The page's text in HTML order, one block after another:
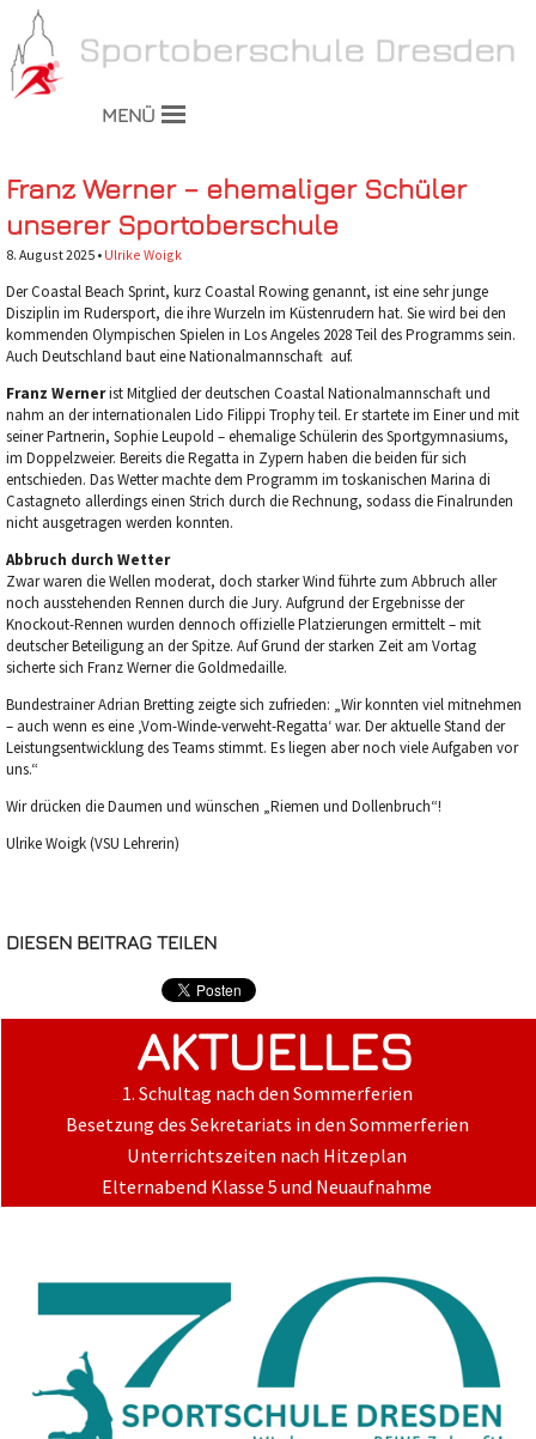
MENÜ
Franz Werner – ehemaliger Schüler
unserer Sportoberschule
8. August 2025 • Ulrike Woigk
Der Coastal Beach Sprint, kurz Coastal Rowing genannt, ist eine sehr junge
Disziplin im Rudersport, die ihre Wurzeln im Küstenrudern hat. Sie wird bei den
kommenden Olympischen Spielen in Los Angeles 2028 Teil des Programms sein.
Auch Deutschland baut eine Nationalmannschaft auf.
Franz Wernerist Mitglied der deutschen Coastal Nationalmannschaft und
nahm an der internationalen Lido Filippi Trophy teil. Er startete im Einer und mit
seiner Partnerin, Sophie Leupold – ehemalige Schülerin des Sportgymnasiums,
im Doppelzweier. Bereits die Regatta in Zypern haben die beiden für sich
entschieden. Das Wetter machte dem Programm im toskanischen Marina di
Castagneto allerdings einen Strich durch die Rechnung, sodass die Finalrunden
nicht ausgetragen werden konnten.
Abbruch durch Wetter
Zwar waren die Wellen moderat, doch starker Wind führte zum Abbruch aller
noch ausstehenden Rennen durch die Jury. Aufgrund der Ergebnisse der
Knockout-Rennen wurden dennoch offizielle Platzierungen ermittelt – mit
deutscher Beteiligung an der Spitze. Auf Grund der starken Zeit am Vortag
sicherte sich Franz Werner die Goldmedaille.
Bundestrainer Adrian Bretting zeigte sich zufrieden: „Wir konnten viel mitnehmen
– auch wenn es eine ‚Vom-Winde-verweht-Regatta‘ war. Der aktuelle Stand der
Leistungsentwicklung des Teams stimmt. Es liegen aber noch viele Aufgaben vor
uns.“
Wir drücken die Daumen und wünschen „Riemen und Dollenbruch“!
Ulrike Woigk (VSU Lehrerin)
DIESEN BEITRAG TEILEN
AKTUELLES
1. Schultag nach den Sommerferien
Besetzung des Sekretariats in den Sommerferien
Unterrichtszeiten nach Hitzeplan
Elternabend Klasse 5 und Neuaufnahme